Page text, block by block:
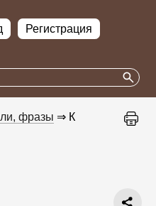
Регистрация
фразы ⇒ К